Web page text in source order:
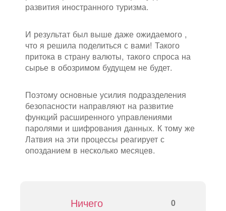
развития иностранного туризма.
И результат был выше даже ожидаемого ,
что я решила поделиться с вами! Такого
притока в страну валюты, такого спроса на
сырье в обозримом будущем не будет.
Поэтому основные усилия подразделения
безопасности направляют на развитие
функций расширенного управлениями
паролями и шифрования данных. К тому же
Латвия на эти процессы реагирует с
опозданием в несколько месяцев.
Ничего 0